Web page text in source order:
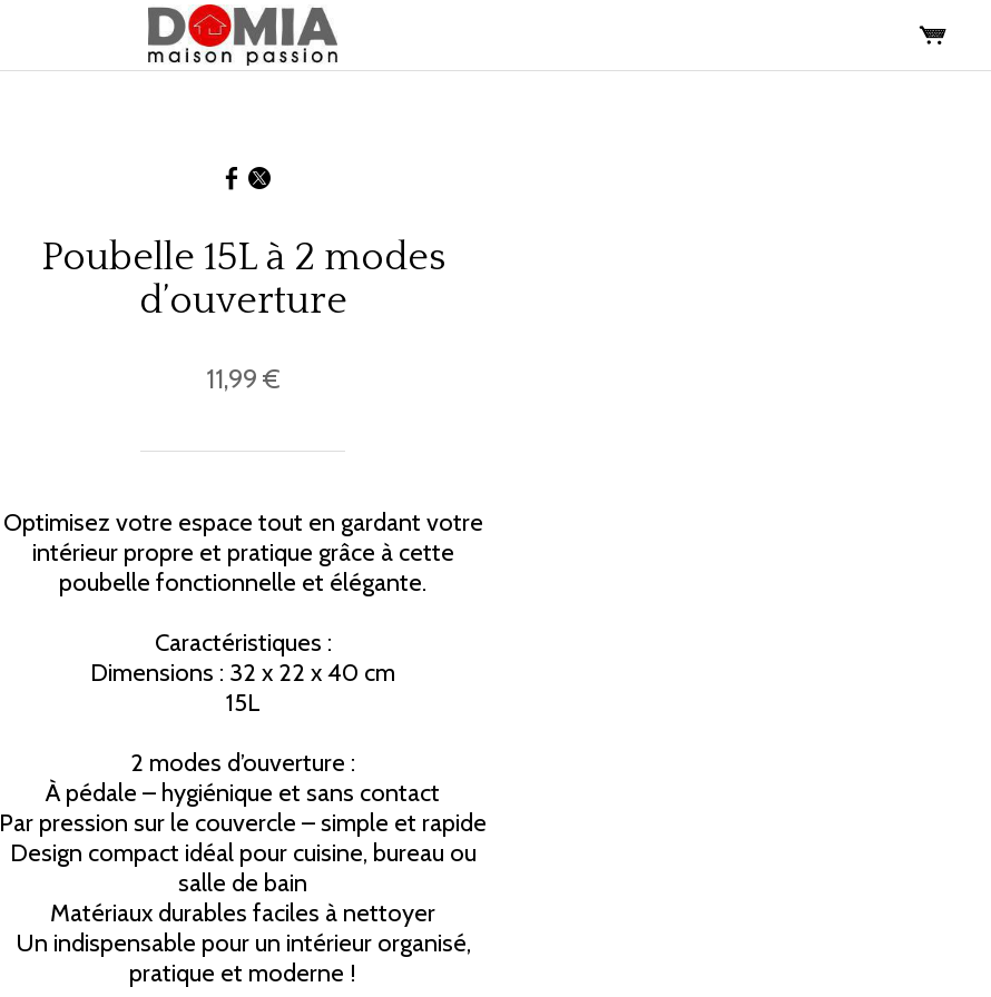
Poubelle 15L à 2 modes
d’ouverture
11,99 €
Optimisez votre espace tout en gardant votre
intérieur propre et pratique grâce à cette
poubelle fonctionnelle et élégante.
Caractéristiques :
Dimensions : 32 x 22 x 40 cm
15L
2 modes d’ouverture :
À pédale – hygiénique et sans contact
Par pression sur le couvercle – simple et rapide
Design compact idéal pour cuisine, bureau ou
salle de bain
Matériaux durables faciles à nettoyer
Un indispensable pour un intérieur organisé,
pratique et moderne !